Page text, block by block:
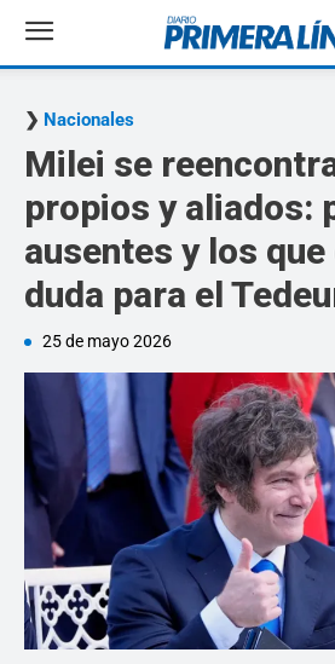
Nacionales
Milei se
propios y aliados:
ausentes y los
duda para el
25 de mayo 2026